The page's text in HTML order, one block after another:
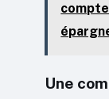
Une